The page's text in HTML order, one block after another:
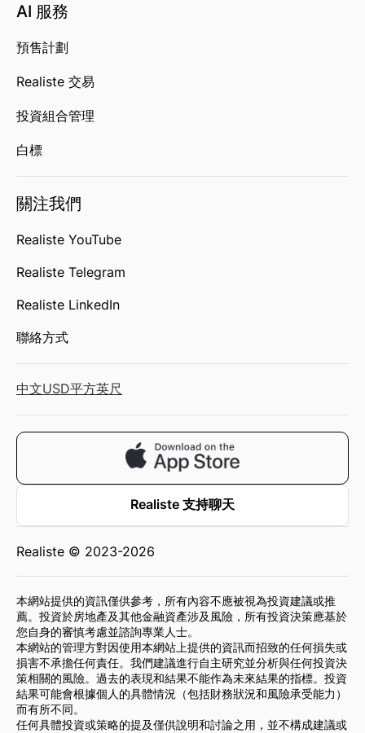
AI 服務
預售計劃
Realiste 交易
投資組合管理
白標
關注我們
Realiste YouTube
Realiste Telegram
Realiste LinkedIn
聯絡方式
中文USD平方英尺
Realiste 支持聊天
Realiste © 2023-2026
本網站提供的資訊僅供參考，所有內容不應被視為投資建議或推
薦。投資於房地產及其他金融資產涉及風險，所有投資決策應基於
您自身的審慎考慮並諮詢專業人士。
本網站的管理方對因使用本網站上提供的資訊而招致的任何損失或
損害不承擔任何責任。我們建議進行自主研究並分析與任何投資決
策相關的風險。過去的表現和結果不能作為未來結果的指標。投資
結果可能會根據個人的具體情況（包括財務狀況和風險承受能力）
而有所不同。
任何具體投資或策略的提及僅供說明和討論之用，並不構成建議或